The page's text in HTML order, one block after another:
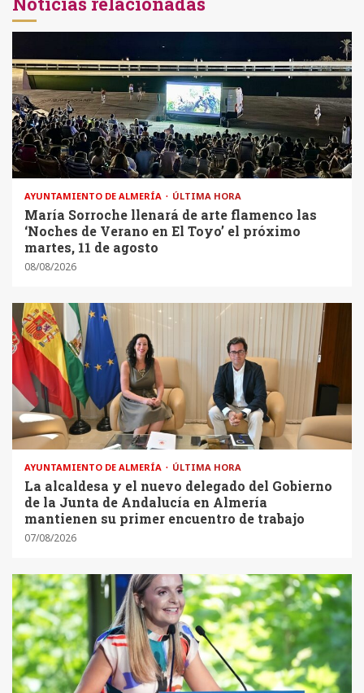
AYUNTAMIENTO DE ALMERÍA ÚLTIMA HORA
María Sorroche llenará de arte flamenco las
‘Noches de Verano en El Toyo’ el próximo
martes, 11 de agosto
08/08/2026
AYUNTAMIENTO DE ALMERÍA ÚLTIMA HORA
La alcaldesa y el nuevo delegado del Gobierno
de la Junta de Andalucía en Almería
mantienen su primer encuentro de trabajo
07/08/2026